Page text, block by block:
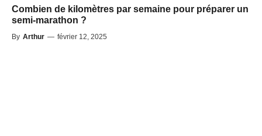
Combien de kilomètres par semaine pour préparer un
semi-marathon ?
By Arthur — février 12, 2025